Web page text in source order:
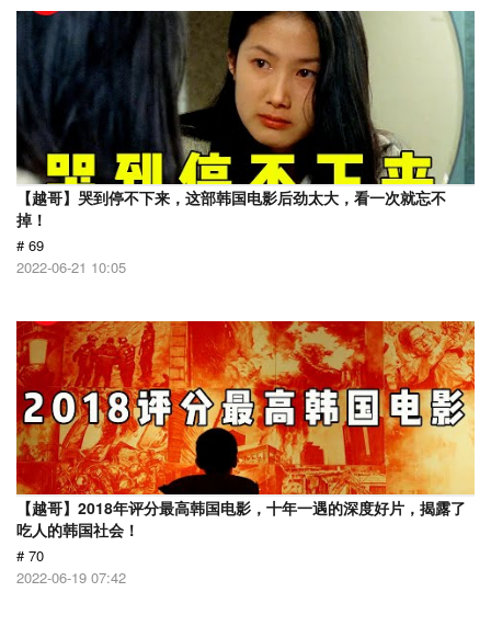
【越哥】哭到停不下来，这部韩国电影后劲太大，看一次就忘不
掉！
# 69
2022-06-21 10:05
【越哥】2018年评分最高韩国电影，十年一遇的深度好片，揭露了
吃人的韩国社会！
# 70
2022-06-19 07:42